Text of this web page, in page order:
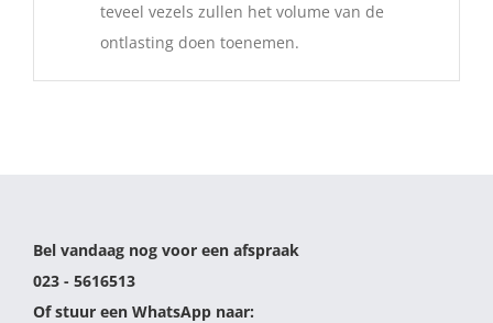
teveel vezels zullen het volume van de
ontlasting doen toenemen.
Bel vandaag nog voor een afspraak
023 - 5616513
Of stuur een WhatsApp naar: